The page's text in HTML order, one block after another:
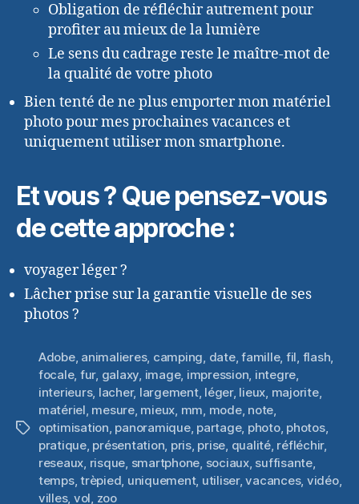
Obligation de réfléchir autrement pour
profiter au mieux de la lumière
Le sens du cadrage reste le maître-mot de
la qualité de votre photo
Bien tenté de ne plus emporter mon matériel
photo pour mes prochaines vacances et
uniquement utiliser mon smartphone.
Et vous ? Que pensez-vous
de cette approche :
voyager léger ?
Lâcher prise sur la garantie visuelle de ses
photos ?
Étiquettes
Adobe, animalieres, camping, date,famille, fil, flash,
focale, fur, galaxy, image, impression, integre,
interieurs, lacher, largement, léger, lieux, majorite,
matériel, mesure, mieux, mm, mode, note,
optimisation, panoramique, partage, photo, photos,
pratique, présentation, pris, prise, qualité, réfléchir,
reseaux, risque, smartphone, sociaux, suffisante,
temps,trèpied, uniquement, utiliser,vacances, vidéo,
villes, vol, zoo